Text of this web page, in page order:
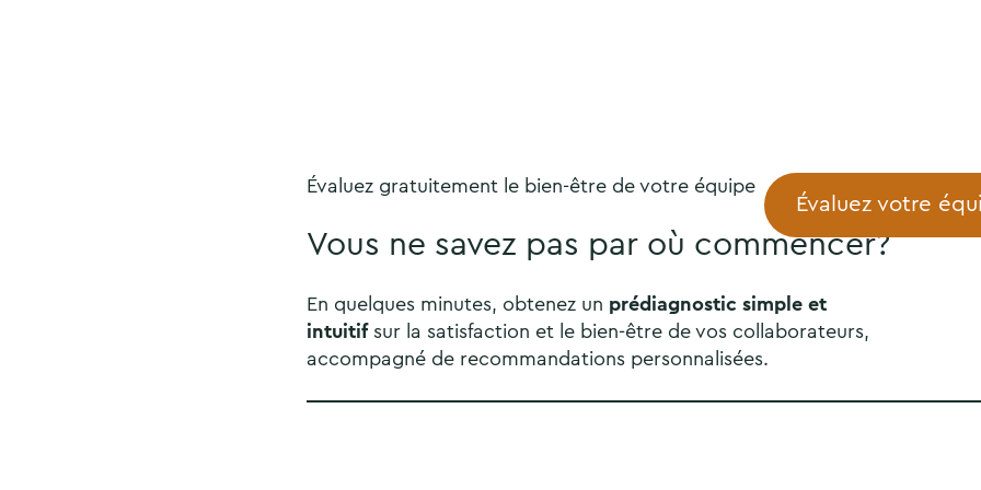
Évaluez gratuitement le bien-être de votre équipe
Vous ne savez pas par où commencer?
En quelques minutes, obtenez un prédiagnostic simple et
intuitifsur la satisfaction et le bien-être de vos collaborateurs,
accompagné de recommandations personnalisées.
Évaluez votre